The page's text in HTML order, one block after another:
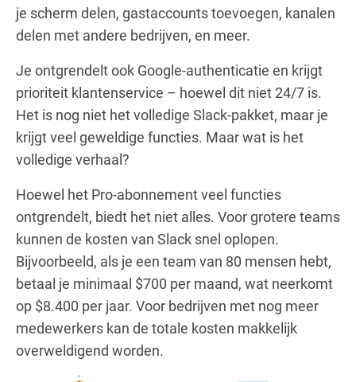
je scherm delen, gastaccounts toevoegen, kanalen
delen met andere bedrijven, en meer.
Je ontgrendelt ook Google-authenticatie en krijgt
prioriteit klantenservice – hoewel dit niet 24/7 is.
Het is nog niet het volledige Slack-pakket, maar je
krijgt veel geweldige functies. Maar wat is het
volledige verhaal?
Hoewel het Pro-abonnement veel functies
ontgrendelt, biedt het niet alles. Voor grotere teams
kunnen de kosten van Slack snel oplopen.
Bijvoorbeeld, als je een team van 80 mensen hebt,
betaal je minimaal $700 per maand, wat neerkomt
op $8.400 per jaar. Voor bedrijven met nog meer
medewerkers kan de totale kosten makkelijk
overweldigend worden.